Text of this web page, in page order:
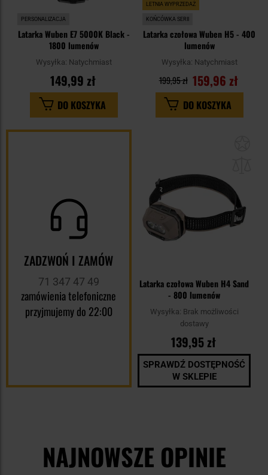
PERSONALIZACJA
Latarka Wuben E7 5000K Black -
1800 lumenów
Wysyłka: Natychmiast
149,99 zł
DO KOSZYKA
LETNIA WYPRZEDAŻ
KOŃCÓWKA SERII
Latarka czołowa Wuben H5 - 400
lumenów
Wysyłka: Natychmiast
159,96 zł
199,95 zł
DO KOSZYKA
ZADZWOŃ I ZAMÓW
71 347 47 49
zamówienia telefoniczne
przyjmujemy do 22:00
Latarka czołowa Wuben H4 Sand
- 800 lumenów
Wysyłka: Brak możliwości
dostawy
139,95 zł
SPRAWDŹ DOSTĘPNOŚĆ
W SKLEPIE
NAJNOWSZE OPINIE